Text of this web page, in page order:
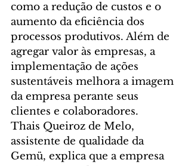
como a redução de custos e o
aumento da eficiência dos
processos produtivos. Além de
agregar valor às empresas, a
implementação de ações
sustentáveis melhora a imagem
da empresa perante seus
clientes e colaboradores.
Thais Queiroz de Melo,
assistente de qualidade da
Gemü, explica que a empresa